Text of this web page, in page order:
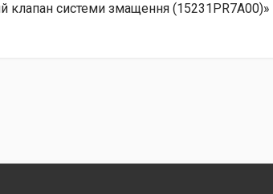
клапан системи змащення